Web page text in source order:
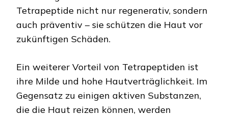
Tetrapeptide nicht nur regenerativ, sondern
auch präventiv – sie schützen die Haut vor
zukünftigen Schäden.
Ein weiterer Vorteil von Tetrapeptiden ist
ihre Milde und hohe Hautverträglichkeit. Im
Gegensatz zu einigen aktiven Substanzen,
die die Haut reizen können, werden